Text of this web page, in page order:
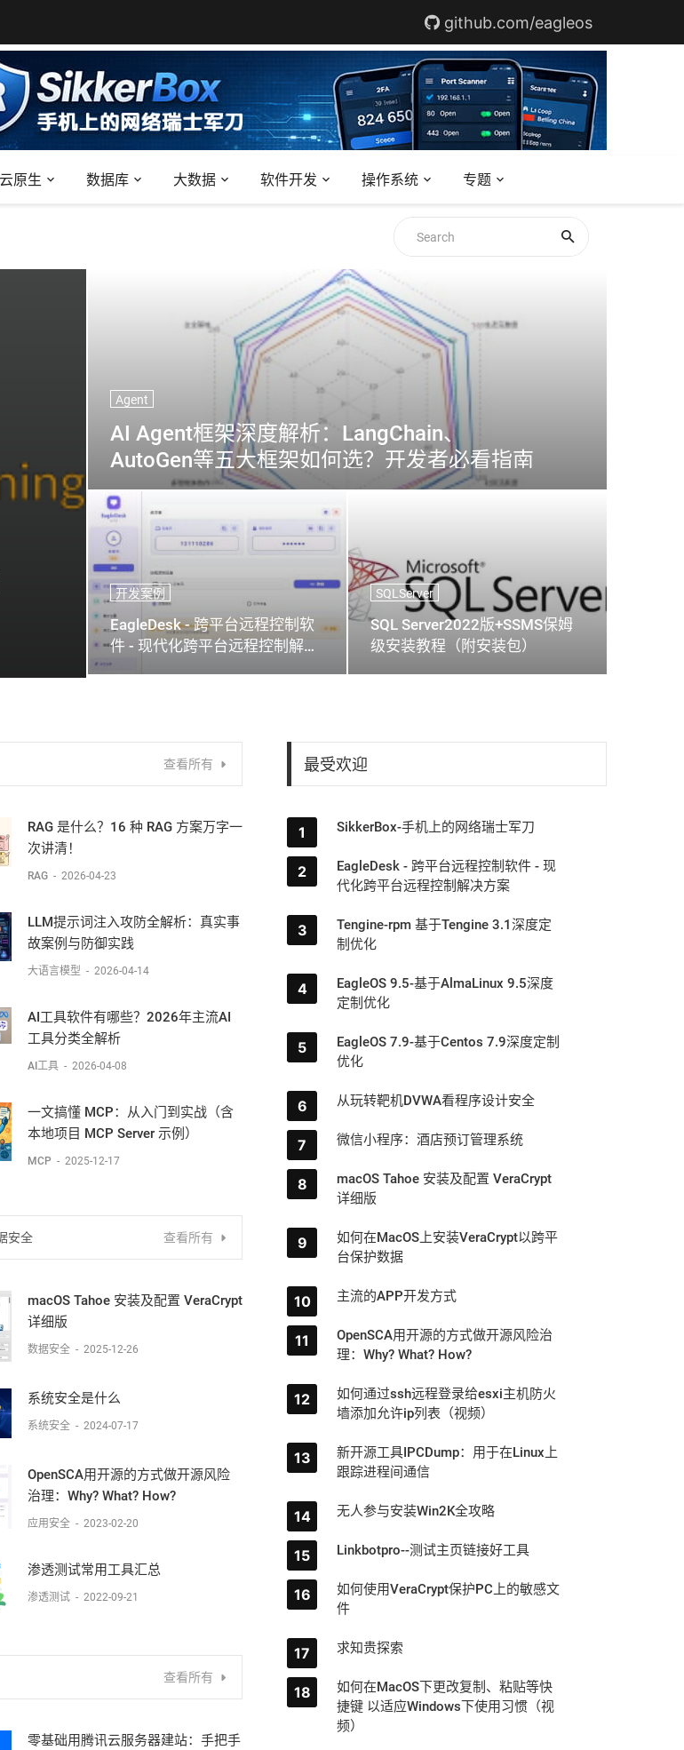
github.com/eagleos
云原生 数据库 大数据 软件开发 操作系统 专题
Agent
AI Agent框架深度解析：LangChain、
AutoGen等五大框架如何选？开发者必看指南
开发案例
EagleDesk - 跨平台远程控制软
件 - 现代化跨平台远程控制解决
方案
SQLServer
SQL Server2022版+SSMS保姆
级安装教程（附安装包）
查看所有
RAG 是什么？16 种 RAG 方案万字一
次讲清！
RAG - 2026-04-23
LLM提示词注入攻防全解析：真实事
故案例与防御实践
大语言模型 - 2026-04-14
AI工具软件有哪些？2026年主流AI
工具分类全解析
AI工具 - 2026-04-08
一文搞懂 MCP：从入门到实战（含
本地项目 MCP Server 示例）
MCP - 2025-12-17
安全 查看所有
macOS Tahoe 安装及配置 VeraCrypt
详细版
数据安全 - 2025-12-26
系统安全是什么
系统安全 - 2024-07-17
OpenSCA用开源的方式做开源风险
治理：Why? What? How?
应用安全 - 2023-02-20
渗透测试常用工具汇总
渗透测试 - 2022-09-21
查看所有
零基础用腾讯云服务器建站：手把手
最受欢迎
SikkerBox-手机上的网络瑞士军刀
EagleDesk - 跨平台远程控制软件 - 现
代化跨平台远程控制解决方案
Tengine-rpm 基于Tengine 3.1深度定
制优化
EagleOS 9.5-基于AlmaLinux 9.5深度
定制优化
EagleOS 7.9-基于Centos 7.9深度定制
优化
从玩转靶机DVWA看程序设计安全
微信小程序：酒店预订管理系统
macOS Tahoe 安装及配置 VeraCrypt
详细版
如何在MacOS上安装VeraCrypt以跨平
台保护数据
主流的APP开发方式
OpenSCA用开源的方式做开源风险治
理：Why? What? How?
如何通过ssh远程登录给esxi主机防火
墙添加允许ip列表（视频）
新开源工具IPCDump：用于在Linux上
跟踪进程间通信
无人参与安装Win2K全攻略
Linkbotpro--测试主页链接好工具
如何使用VeraCrypt保护PC上的敏感文
件
求知贵探索
如何在MacOS下更改复制、粘贴等快
捷键 以适应Windows下使用习惯（视
频）